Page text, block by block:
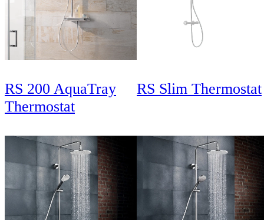
RS 200 AquaTray
Thermostat
RS Slim Thermostat